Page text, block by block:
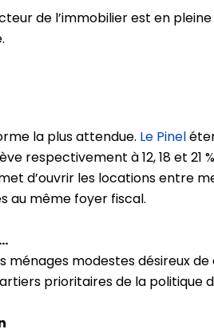
de l’immobilier est en
la plus attendue. Le Pinel
respectivement à 12, 18 et
d’ouvrir les locations entre
au même foyer fiscal.
ménages modestes désireux
prioritaires de la politique